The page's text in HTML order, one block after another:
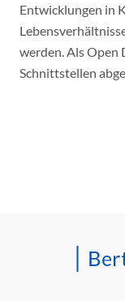
Entwicklungen in
werden. Als Open
Schnittstellen